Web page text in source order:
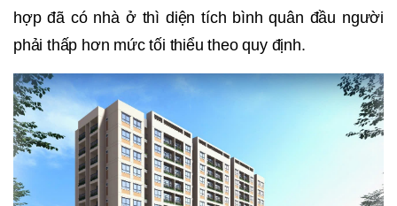
hợp đã có nhà ở thì diện tích bình quân đầu người
phải thấp hơn mức tối thiểu theo quy định.